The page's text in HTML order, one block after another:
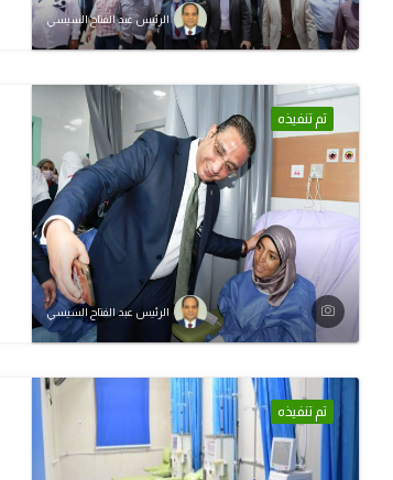
الرئيس عبد الفتاح السيسي
تم تنفيذه
الرئيس عبد الفتاح السيسي
تم تنفيذه